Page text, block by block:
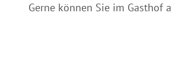
Gerne können Sie im Gasthof